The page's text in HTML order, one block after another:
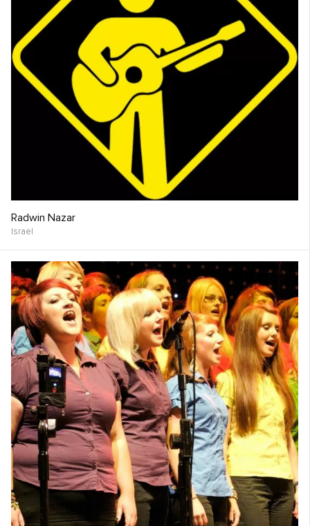
Radwin Nazar
Israel